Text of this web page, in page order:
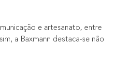
e artesanato, entre
a Baxmann destaca-se não